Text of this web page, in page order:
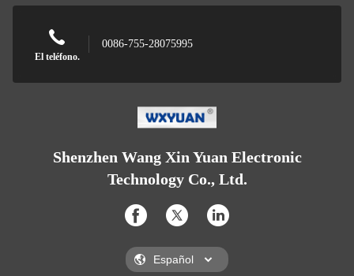
El teléfono.
0086-755-28075995
Shenzhen Wang Xin Yuan Electronic
Technology Co., Ltd.